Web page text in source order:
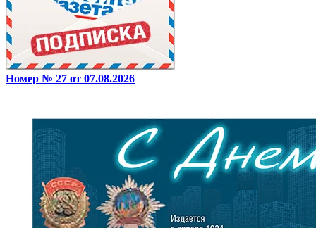
Номер № 27 от 07.08.2026